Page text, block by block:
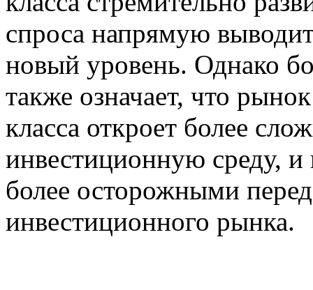
спроса напрямую
новый уровень. Однако
также означает, что
класса откроет более
инвестиционную среду, и
более осторожными
инвестиционного рынка.